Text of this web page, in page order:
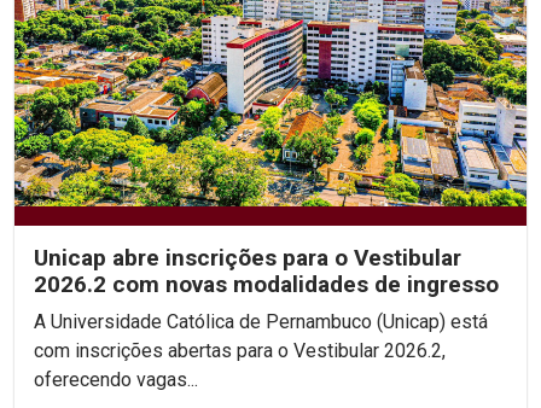
Unicap abre inscrições para o Vestibular
2026.2 com novas modalidades de ingresso
A Universidade Católica de Pernambuco (Unicap) está
com inscrições abertas para o Vestibular 2026.2,
oferecendo vagas...